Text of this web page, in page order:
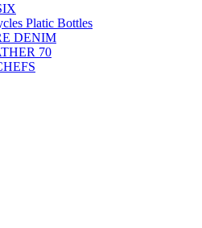
Platic Bottles
DENIM
70